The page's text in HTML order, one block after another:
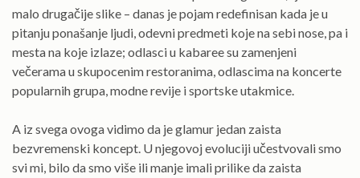
malo drugačije slike – danas je pojam redefinisan kada je u
pitanju ponašanje ljudi, odevni predmeti koje na sebi nose, pa i
mesta na koje izlaze; odlasci u kabaree su zamenjeni
večerama u skupocenim restoranima, odlascima na koncerte
popularnih grupa, modne revije i sportske utakmice.
A iz svega ovoga vidimo da je glamur jedan zaista
bezvremenski koncept. U njegovoj evoluciji učestvovali smo
svi mi, bilo da smo više ili manje imali prilike da zaista